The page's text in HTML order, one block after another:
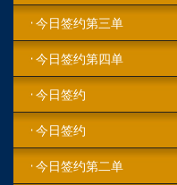
今日签约第三单
今日签约第四单
今日签约
今日签约
今日签约第二单